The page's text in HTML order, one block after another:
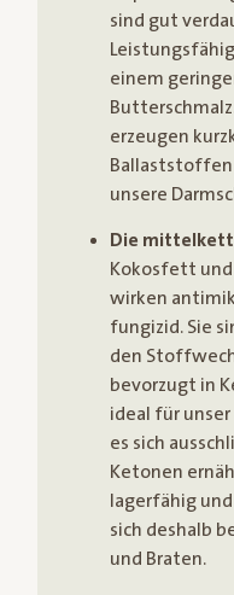
sind gut
einem
erzeugen
unsere
Die
Kokosfett
wirken
fungizid. Sie
den
bevorzugt in
ideal für
es sich
Ketonen
lagerfähig
sich deshalb
und Braten.